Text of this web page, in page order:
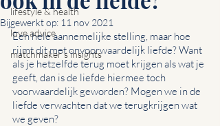
lifestyle & health
love advice
matchmaker's insights
Bijgewerkt op: 11 nov 2021
Een hele aannemelijke stelling, maar hoe
rijmt dit met onvoorwaardelijk liefde? Want
als je hetzelfde terug moet krijgen als wat je
geeft, dan is de liefde hiermee toch
voorwaardelijk geworden? Mogen we in de
liefde verwachten dat we terugkrijgen wat
we geven?